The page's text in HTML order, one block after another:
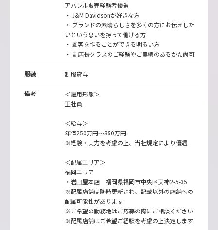
アパレル販売経験者優遇
・ J&M Davidsonが好きな方
・ ブランドの素晴らしさを多くの方にお伝えした
いという思いを持って働ける方
・ 顧客を作ることができる明るい方
・ 副店長クラスのご経験やご実績のあるかた尚可
服装 制服貸与
備考
＜雇用形態＞
正社員
＜給与＞
年俸250万円～350万円
※経験・実力を考慮の上、当社規定により優遇
＜配属エリア＞
福岡エリア
・岩田屋本店 福岡県福岡市中央区天神2-5-35
※配属店舗は随時更新され、記載以外の店舗への
配属可能性があります
※ご希望の勤務地はご応募の際にご相談ください
※配属店舗はご希望ご経験を考慮の上決定します